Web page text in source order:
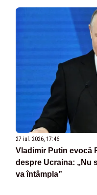
27 iul. 2026, 17:46
Vladimir Putin evocă
despre Ucraina: „Nu
va întâmpla”